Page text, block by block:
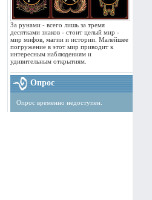
За рунами - всего лишь за тремя
десятками знаков - стоит целый мир -
мир мифов, магии и истории. Малейшее
погружение в этот мир приводит к
интересным наблюдениям и
удивительным открытиям.
Опрос
Опрос временно недоступен.